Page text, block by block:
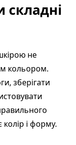
складні
не
кольором.
зберігати
колір і форму.